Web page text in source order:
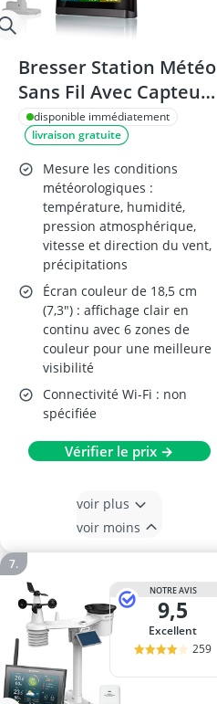
Bresser Station Météo
Sans Fil Avec Capteur
5 en 1
disponible immédiatement
livraison gratuite
Mesure les conditions
météorologiques :
température, humidité,
pression atmosphérique,
vitesse et direction du vent,
précipitations
Écran couleur de 18,5 cm
(7,3") : affichage clair en
continu avec 6 zones de
couleur pour une meilleure
visibilité
Connectivité Wi-Fi : non
spécifiée
Vérifier le prix →
voir plus
voir moins
NOTRE AVIS
9,5
Excellent
259